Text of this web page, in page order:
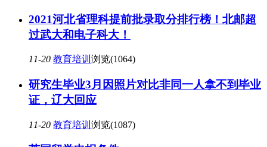
2021河北省理科提前批录取分排行榜！北邮超
过武大和电子科大！
11-20 教育培训 浏览(1064)
研究生毕业3月因照片对比非同一人拿不到毕业
证，辽大回应
11-20 教育培训 浏览(1087)